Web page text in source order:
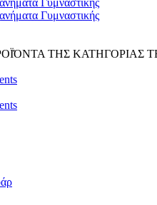
Γυμναστικής
Γυμναστικής
ΤΗΣ ΚΑΤΗΓΟΡΙΑΣ